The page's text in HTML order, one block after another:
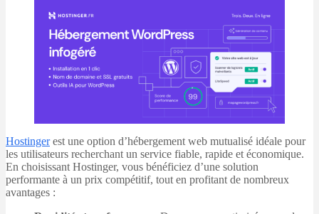
Hostingerest une option d’hébergement web mutualisé idéale pour
les utilisateurs recherchant un service fiable, rapide et économique.
En choisissant Hostinger, vous bénéficiez d’une solution
performante à un prix compétitif, tout en profitant de nombreux
avantages :